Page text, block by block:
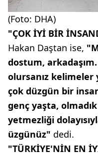
(Foto: DHA)
"ÇOK İYİ BİR
Hakan Daştan ise,
dostum,
olursanız kelimeler
çok düzgün bir
genç yaşta,
yetmezliği
üzgünüz" dedi.
"TÜRKİYE'NİN EN